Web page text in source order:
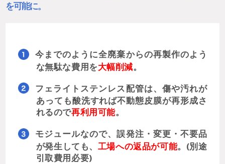
を可能に。
今までのように全廃棄からの再製作のよう
な無駄な費用を大幅削減。
フェライトステンレス配管は、傷や汚れが
あっても酸洗すれば不動態皮膜が再形成さ
れるので再利用可能。
モジュールなので、誤発注・変更・不要品
が発生しても、 工場への返品が可能。(別途
引取費用必要)